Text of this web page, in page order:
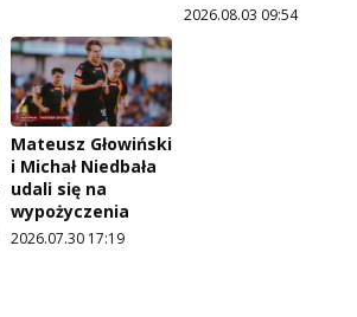
2026.08.03 09:54
Mateusz Głowiński
i Michał Niedbała
udali się na
wypożyczenia
2026.07.30 17:19